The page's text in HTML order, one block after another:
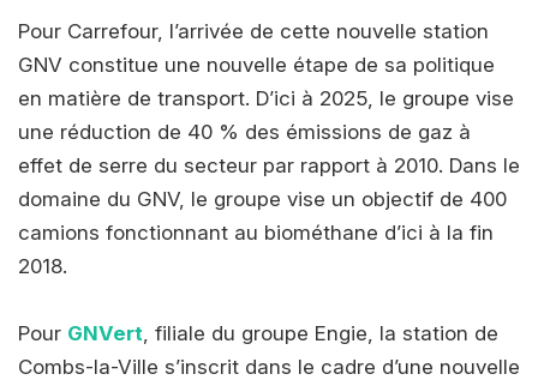
Pour Carrefour, l’arrivée de cette nouvelle station
GNV constitue une nouvelle étape de sa politique
en matière de transport. D’ici à 2025, le groupe vise
une réduction de 40 % des émissions de gaz à
effet de serre du secteur par rapport à 2010. Dans le
domaine du GNV, le groupe vise un objectif de 400
camions fonctionnant au biométhane d’ici à la fin
2018.
Pour GNVert , filiale du groupe Engie, la station de
Combs-la-Ville s’inscrit dans le cadre d’une nouvelle